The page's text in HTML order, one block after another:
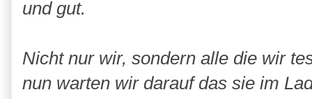
und gut.
Nicht nur wir, sondern alle die wir
nun warten wir darauf das sie im